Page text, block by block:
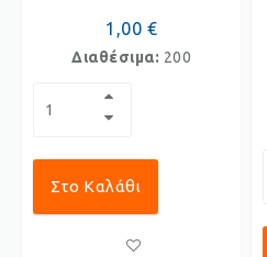
1,00 €
Διαθέσιμα: 200
Στο Καλάθι